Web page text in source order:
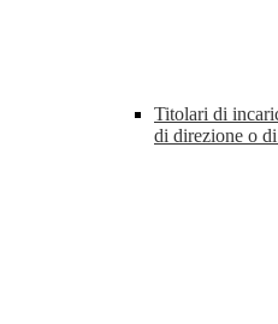
Titolari di
di direzione o